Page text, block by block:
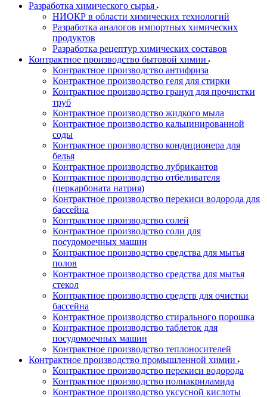
Разработка химического сырья
НИОКР в области химических технологий
Разработка аналогов импортных химических
продуктов
Разработка рецептур химических составов
Контрактное производство бытовой химии
Контрактное производство антифриза
Контрактное производство геля для стирки
Контрактное производство гранул для прочистки
труб
Контрактное производство жидкого мыла
Контрактное производство кальцинированной
соды
Контрактное производство кондиционера для
белья
Контрактное производство лубрикантов
Контрактное производство отбеливателя
(перкарбоната натрия)
Контрактное производство перекиси водорода для
бассейна
Контрактное производство солей
Контрактное производство соли для
посудомоечных машин
Контрактное производство средства для мытья
полов
Контрактное производство средства для мытья
стекол
Контрактное производство средств для очистки
бассейна
Контрактное производство стирального порошка
Контрактное производство таблеток для
посудомоечных машин
Контрактное производство теплоносителей
Контрактное производство промышленной химии
Контрактное производство перекиси водорода
Контрактное производство полиакриламида
Контрактное производство уксусной кислоты